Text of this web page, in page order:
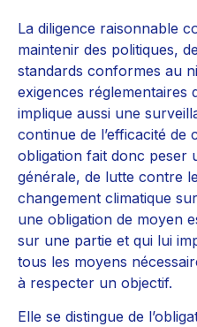
La diligence raisonnable
maintenir des politiques,
standards conformes au
exigences réglementaires
implique aussi une
continue de l’efficacité de
obligation fait donc peser
générale, de lutte contre
changement climatique
une obligation de moyen
sur une partie et qui lui
tous les moyens
à respecter un objectif.
Elle se distingue de